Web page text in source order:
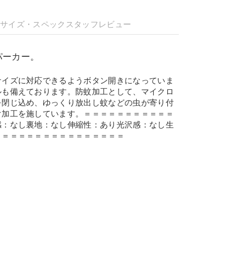
サイズ・スペック スタッフレビュー
カー。
ズに対応できるようボタン開きになっていま
備えております。防蚊加工として、マイクロ
じ込め、ゆっくり放出し蚊などの虫が寄り付
工を施しています。＝＝＝＝＝＝＝＝＝＝＝
なし裏地：なし伸縮性：あり光沢感：なし生
＝＝＝＝＝＝＝＝＝＝＝＝＝＝